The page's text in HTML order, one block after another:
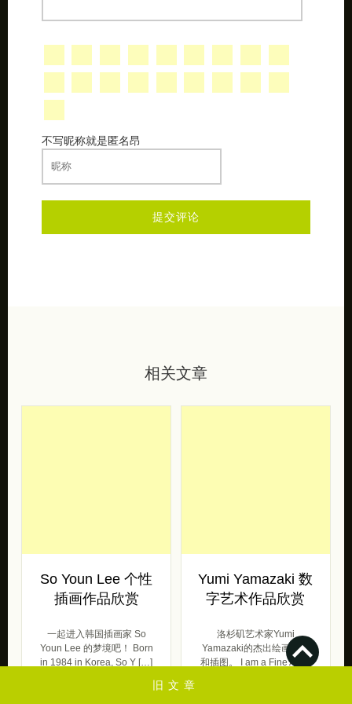
旧文章
不写昵称就是匿名昂
相关文章
So Youn Lee 个性
插画作品欣赏
一起进入韩国插画家 So
Youn Lee 的梦境吧！ Born
in 1984 in Korea, So Y […]
Yumi Yamazaki 数
字艺术作品欣赏
洛杉矶艺术家Yumi
Yamazaki的杰出绘画作品
和插图。 I am a Fine Artist